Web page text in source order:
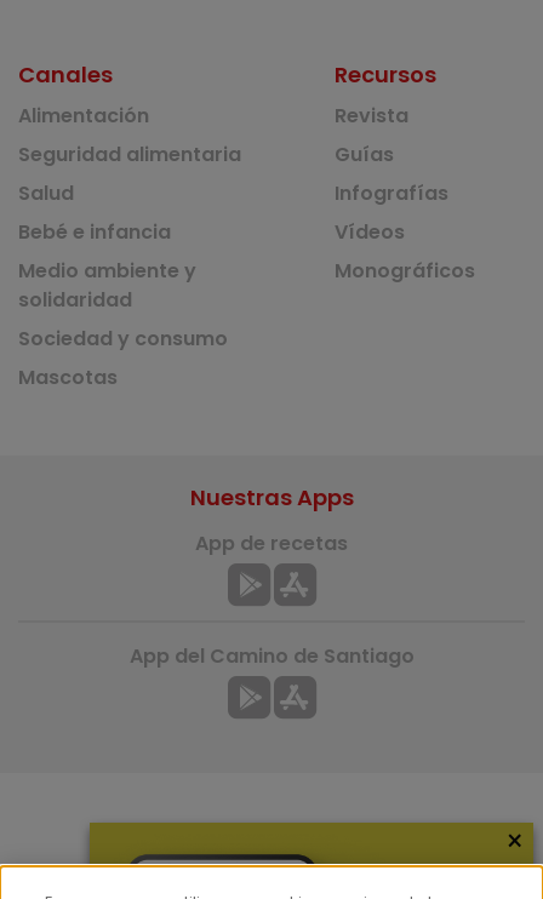
Canales
Alimentación
Seguridad alimentaria
Salud
Bebé e infancia
Medio ambiente y
solidaridad
Sociedad y consumo
Mascotas
Recursos
Revista
Guías
Infografías
Vídeos
Monográficos
Nuestras Apps
App de recetas
App del Camino de Santiago
×